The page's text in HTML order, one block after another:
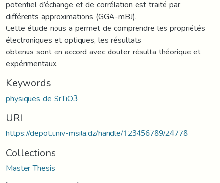
potentiel d’échange et de corrélation est traité par
différents approximations (GGA-mBJ).
Cette étude nous a permet de comprendre les propriétés
électroniques et optiques, les résultats
obtenus sont en accord avec douter résulta théorique et
expérimentaux.
Keywords
physiques de SrTiO3
URI
https://depot.univ-msila.dz/handle/123456789/24778
Collections
Master Thesis